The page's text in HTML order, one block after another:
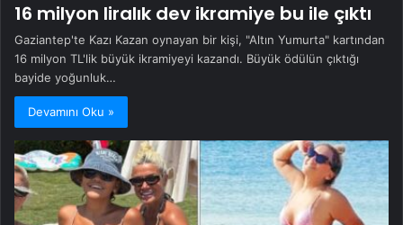
16 milyon liralık dev ikramiye bu ile çıktı
Gaziantep'te Kazı Kazan oynayan bir kişi, "Altın Yumurta" kartından
16 milyon TL'lik büyük ikramiyeyi kazandı. Büyük ödülün çıktığı
bayide yoğunluk…
Devamını Oku »